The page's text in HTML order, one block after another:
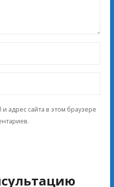
адрес сайта в этом браузере